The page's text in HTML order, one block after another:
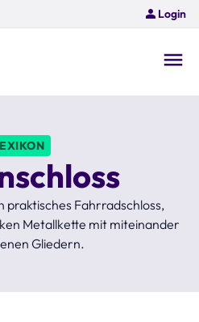
Login
praktisches Fahrradschloss,
Metallkette mit miteinander
Gliedern.